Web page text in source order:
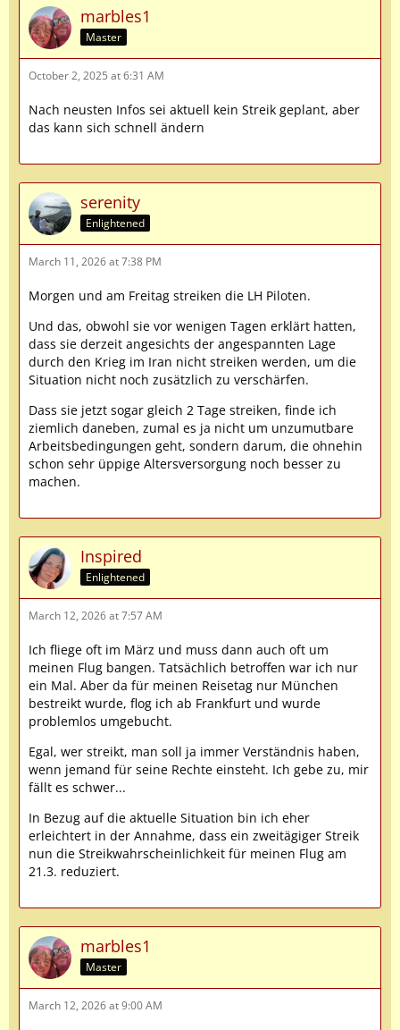
marbles1
Master
October 2, 2025 at 6:31 AM
Nach neusten Infos sei aktuell kein Streik geplant, aber
das kann sich schnell ändern
serenity
Enlightened
March 11, 2026 at 7:38 PM
Morgen und am Freitag streiken die LH Piloten.
Und das, obwohl sie vor wenigen Tagen erklärt hatten,
dass sie derzeit angesichts der angespannten Lage
durch den Krieg im Iran nicht streiken werden, um die
Situation nicht noch zusätzlich zu verschärfen.
Dass sie jetzt sogar gleich 2 Tage streiken, finde ich
ziemlich daneben, zumal es ja nicht um unzumutbare
Arbeitsbedingungen geht, sondern darum, die ohnehin
schon sehr üppige Altersversorgung noch besser zu
machen.
Inspired
Enlightened
March 12, 2026 at 7:57 AM
Ich fliege oft im März und muss dann auch oft um
meinen Flug bangen. Tatsächlich betroffen war ich nur
ein Mal. Aber da für meinen Reisetag nur München
bestreikt wurde, flog ich ab Frankfurt und wurde
problemlos umgebucht.
Egal, wer streikt, man soll ja immer Verständnis haben,
wenn jemand für seine Rechte einsteht. Ich gebe zu, mir
fällt es schwer...
In Bezug auf die aktuelle Situation bin ich eher
erleichtert in der Annahme, dass ein zweitägiger Streik
nun die Streikwahrscheinlichkeit für meinen Flug am
21.3. reduziert.
marbles1
Master
March 12, 2026 at 9:00 AM